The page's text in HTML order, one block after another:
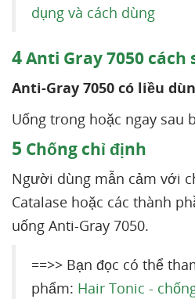
dụng và cách dùng
4Anti Gray 7050 cách
Anti-Gray 7050 có liều
Uống trong hoặc ngay sau
5 Chống chỉ định
Người dùng mẫn cảm với
Catalase hoặc các thành
uống Anti-Gray 7050.
==>> Bạn đọc có thể
phẩm: Hair Tonic -